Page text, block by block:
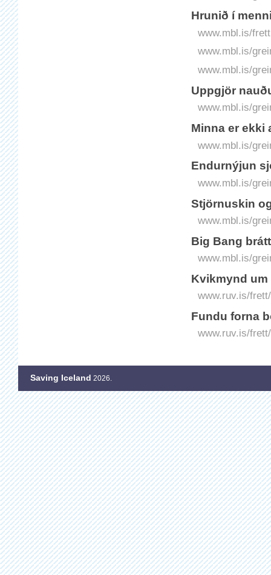
Hrunið í
www.mbl.is/
www.mbl.is/
www.mbl.is/
Uppgjör
www.mbl.is/
Minna er ekki
www.mbl.is/
Endurnýjun
www.mbl.is/
Stjörnuskin
www.mbl.is/
Big Bang
www.mbl.is/
Kvikmynd
www.ruv.is/
Fundu forna
www.ruv.is/
Saving Iceland 2026.